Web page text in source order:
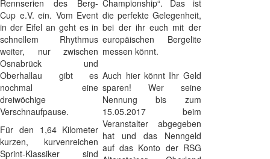
Rennserien des Berg-
Cup e.V. ein. Vom Event
in der Eifel an geht es in
schnellem Rhythmus
weiter, nur zwischen
Osnabrück und
Oberhallau gibt es
nochmal eine
dreiwöchige
Verschnaufpause.
Für den 1,64 Kilometer
kurzen, kurvenreichen
Sprint-Klassiker sind
Championship“. Das ist
die perfekte Gelegenheit,
bei der ihr euch mit der
europäischen Bergelite
messen könnt.
Auch hier könnt Ihr Geld
sparen! Wer seine
Nennung bis zum
15.05.2017 beim
Veranstalter abgegeben
hat und das Nenngeld
auf das Konto der RSG